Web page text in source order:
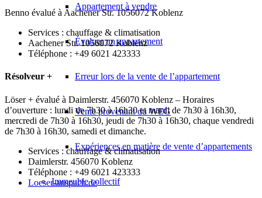
Appartement à vendre
Évaluer un appartement
Erreur lors de la vente de l’appartement
Vente provenant du WEG
Expériences en matière de vente d’appartements
Immeuble collectif
Benno évalué à Aachener Str. 1056072 Koblenz
Services : chauffage & climatisation
Aachener Str. 1056072 Koblenz
Téléphone : +49 6021 423333
Résolveur +
Löser + évalué à Daimlerstr. 456070 Koblenz – Horaires
d’ouverture : lundi de 7h30 à 16h30 et mardi de 7h30 à 16h30,
mercredi de 7h30 à 16h30, jeudi de 7h30 à 16h30, chaque vendredi
de 7h30 à 16h30, samedi et dimanche.
Services : chauffage & climatisation
Daimlerstr. 456070 Koblenz
Téléphone : +49 6021 423333
Loeser-anspach.de